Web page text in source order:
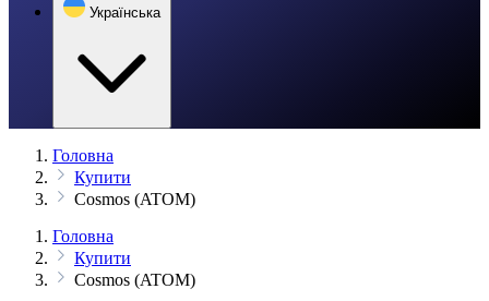
Українська
Головна
Купити
Cosmos (ATOM)
Головна
Купити
Cosmos (ATOM)